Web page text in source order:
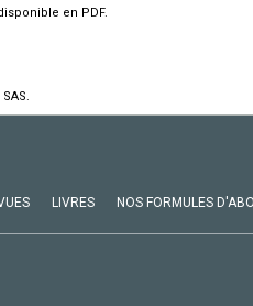
en PDF.
LIVRES NOS FORMULES